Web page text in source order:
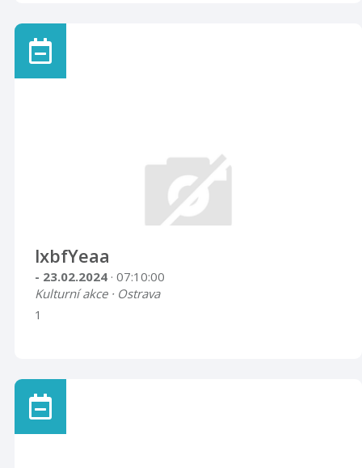
lxbfYeaa
- 23.02.2024 · 07:10:00
Kulturní akce · Ostrava
1